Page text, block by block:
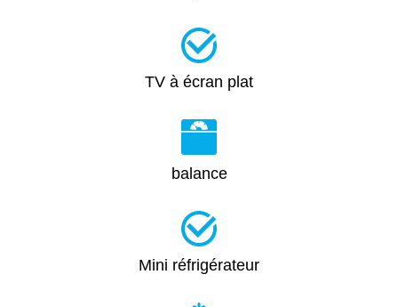
TV à écran plat
balance
Mini réfrigérateur